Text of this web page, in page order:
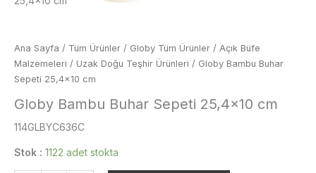
Ana Sayfa / Tüm Ürünler / Globy Tüm Ürünler / Açık Büfe
Malzemeleri / Uzak Doğu Teşhir Ürünleri / Globy Bambu Buhar
Sepeti 25,4×10 cm
Globy Bambu Buhar Sepeti 25,4×10 cm
114GLBYC636C
Stok : 1122 adet stokta